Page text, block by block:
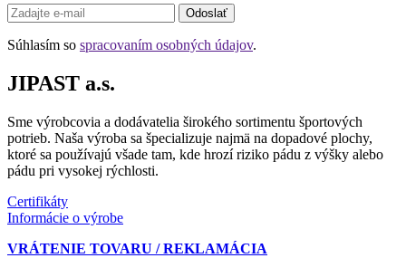
Odoslať
Súhlasím so spracovaním osobných údajov.
JIPAST a.s.
Sme výrobcovia a dodávatelia širokého sortimentu športových
potrieb. Naša výroba sa špecializuje najmä na dopadové plochy,
ktoré sa používajú všade tam, kde hrozí riziko pádu z výšky alebo
pádu pri vysokej rýchlosti.
Certifikáty
Informácie o výrobe
VRÁTENIE TOVARU / REKLAMÁCIA